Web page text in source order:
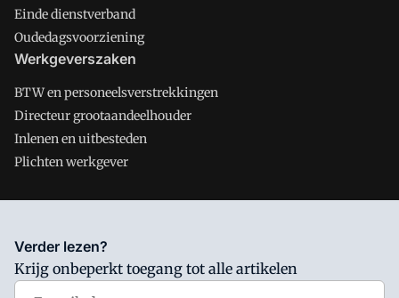
Einde dienstverband
Oudedagsvoorziening
Werkgeverszaken
BTW en personeelsverstrekkingen
Directeur grootaandeelhouder
Inlenen en uitbesteden
Plichten werkgever
Salarisnet is onderdeel van VMN media. Lees in
waar VMN media voor staat. Op gebruik van deze site zijn de
volgende regelingen van toepassing:Algemene Voorwaarden
Verder lezen?
Krijg onbeperkt toegang tot alle artikelen